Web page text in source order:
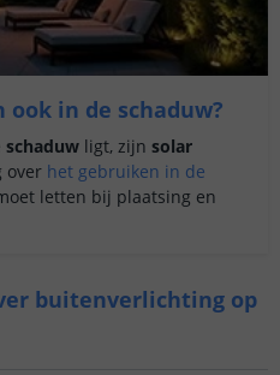
in de schaduw?
schaduw ligt, zijn solar
over het gebruiken in de
letten bij plaatsing en
buitenverlichting op